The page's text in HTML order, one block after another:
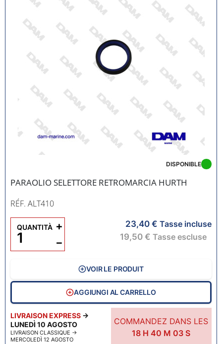
PARAOLIO SELETTORE RETROMARCIA HURTH
RÉF. ALT410
LIVRAISON EXPRESS →
LUNEDÌ 10 AGOSTO
LIVRAISON CLASSIQUE →
MERCOLEDÌ 12 AGOSTO
COMMANDEZ DANS LES
18 H40 M 02 S
DISPONIBLE
23,40 € Tasse incluse
19,50 € Tasse escluse
QUANTITÀ
−
+
VOIR LE PRODUIT
AGGIUNGI AL CARRELLO